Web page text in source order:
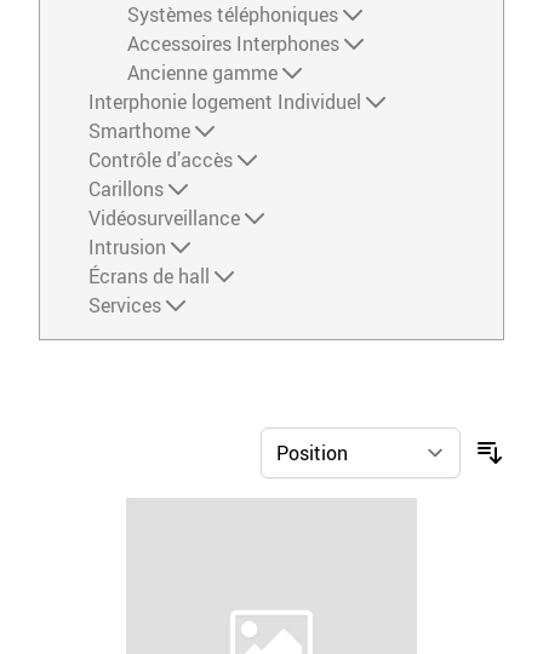
Systèmes téléphoniques
Accessoires Interphones
Ancienne gamme
Interphonie logement Individuel
Smarthome
Contrôle d’accès
Carillons
Vidéosurveillance
Intrusion
Écrans de hall
Services